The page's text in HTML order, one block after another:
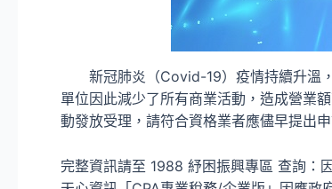
新冠肺炎（Covid-19）疫情持續升溫，
單位因此減少了所有商業活動，造成營業
動發放受理，請符合資格業者應儘早提出
完整資訊請至 1988 紓困振興專區 查詢：